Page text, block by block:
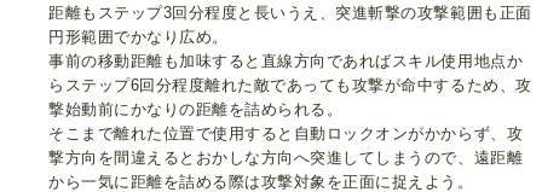
距離もステップ3回分程度と長いうえ、突進斬撃の攻撃範囲も正面
円形範囲でかなり広め。
事前の移動距離も加味すると直線方向であればスキル使用地点か
らステップ6回分程度離れた敵であっても攻撃が命中するため、攻
撃始動前にかなりの距離を詰められる。
そこまで離れた位置で使用すると自動ロックオンがかからず、攻
撃方向を間違えるとおかしな方向へ突進してしまうので、遠距離
から一気に距離を詰める際は攻撃対象を正面に捉えよう。